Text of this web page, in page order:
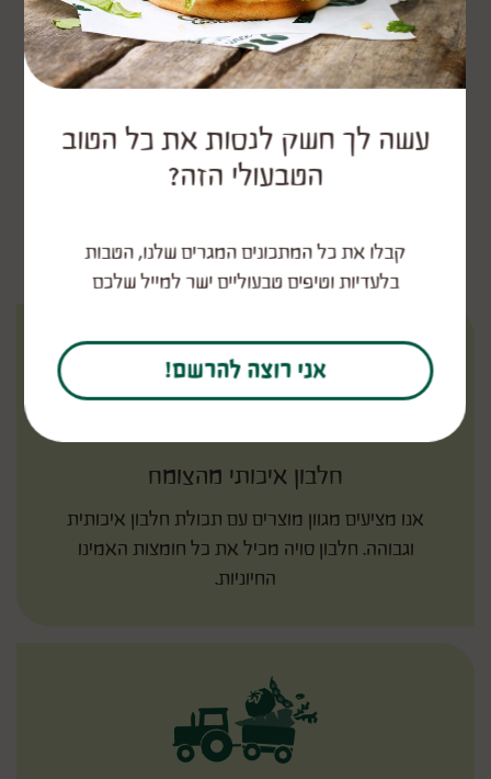
חיים מאוזנים
חלבון איכותי מהצומח
אנו מציעים מגוון מוצרים עם תכולת חלבון איכותית
וגבוהה. חלבון סויה מכיל את כל חומצות האמינו
החיוניות.
עשה לך חשק לנסות את כל הטוב
הטבעולי הזה?
קבלו את כל המתכונים המגרים שלנו, הטבות
בלעדיות וטיפים טבעוליים ישר למייל שלכם
אני רוצה להרשם!